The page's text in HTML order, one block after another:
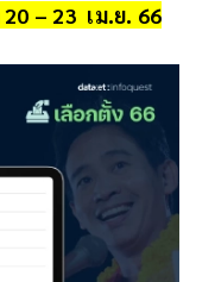
– 23 เม.ย. 66